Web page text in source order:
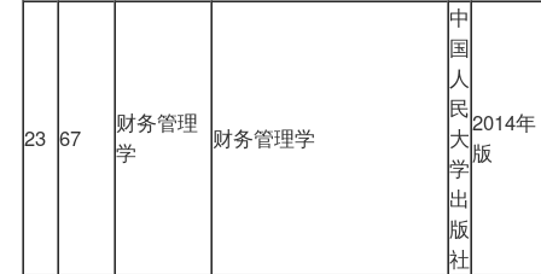
23 67
财务管理
学
财务管理学
中
国
人
民
大
学
出
版
社
2014年
版